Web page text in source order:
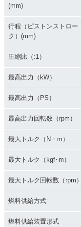
2010年 CB1300 SU
カラーチェンジ
PER FOUR・マイナ
ーチェンジ
(mm)
行程（ピストンストロー
ク）(mm)
圧縮比（:1）
最高出力（kW）
最高出力（PS）
最高出力回転数（rpm）
最大トルク（N・m）
最大トルク（kgf･m）
最大トルク回転数（rpm）
燃料供給方式
燃料供給装置形式